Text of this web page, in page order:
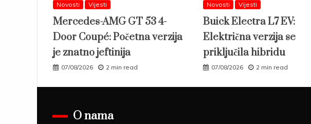
Novosti Vijesti
Mercedes-AMG GT 53 4-
Door Coupé: Početna verzija
je znatno jeftinija
07/08/2026 2 min read
Novosti Vijesti
Buick Electra L7 EV:
Električna verzija se
priključila hibridu
07/08/2026 2 min read
O nama